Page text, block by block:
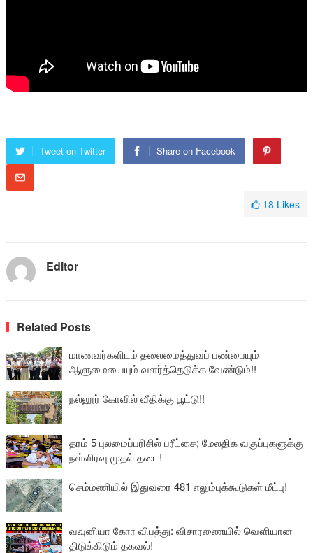
Tweet on Twitter Share on Facebook
18 Likes
Editor
Related Posts
மாணவர்களிடம் தலைமைத்துவப் பண்பையும்
ஆளுமையையும் வளர்த்தெடுக்க வேண்டும்!!
நல்லூர் கோவில் வீதிக்கு பூட்டு!!
தரம் 5 புலமைப்பரிசில் பரீட்சை; மேலதிக வகுப்புகளுக்கு
நள்ளிரவு முதல் தடை!
செம்மணியில் இதுவரை 481 எலும்புக்கூடுகள் மீட்பு!
வவுனியா கோர விபத்து: விசாரணையில் வௌியான
திடுக்கிடும் தகவல்!